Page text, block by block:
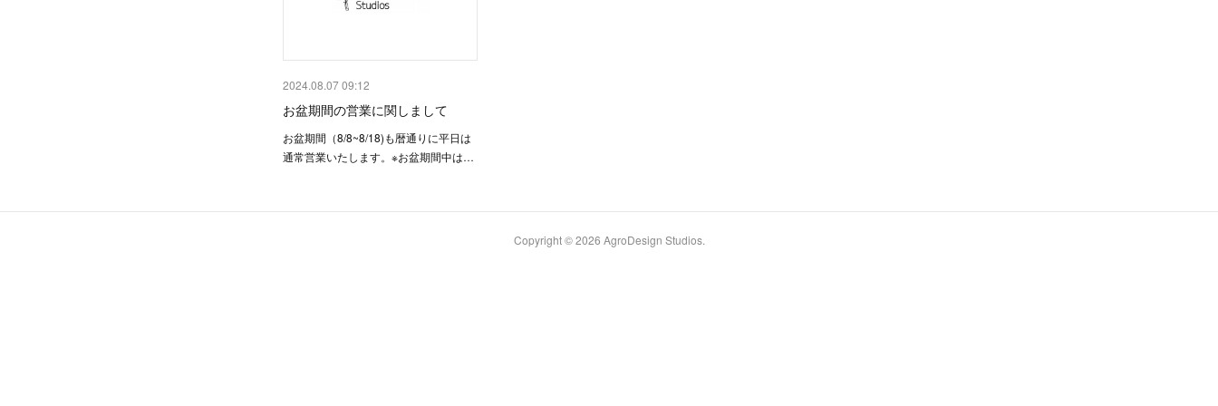
2024.08.07 09:12
お盆期間の営業に関しまして
お盆期間（8/8~8/18)も暦通りに平日は
通常営業いたします。※お盆期間中は…
Copyright ©2026 AgroDesign Studios.